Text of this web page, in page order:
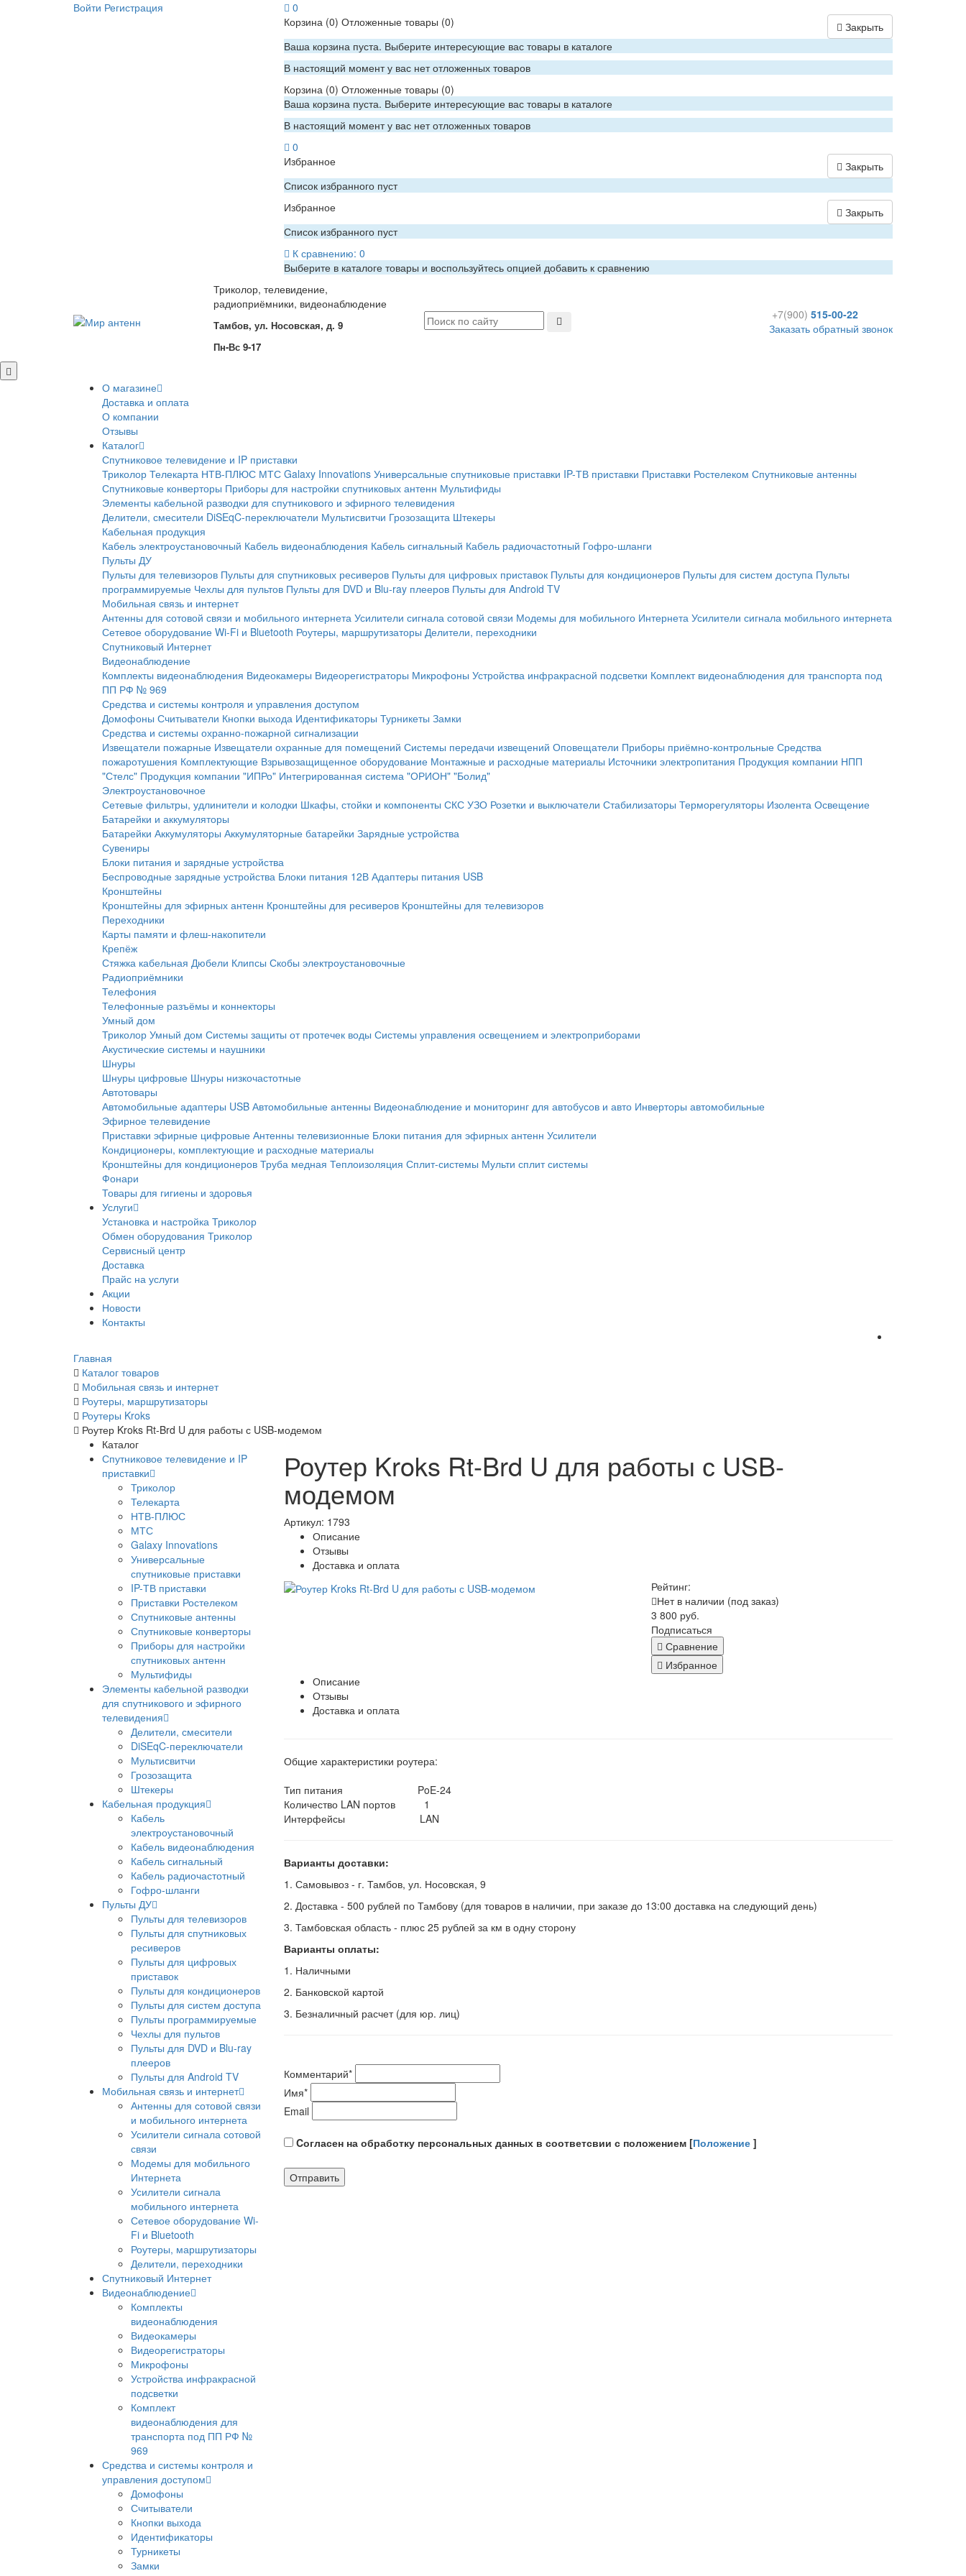
Войти Регистрация
0
Корзина(0) Отложенные товары (0)
Закрыть
Ваша корзина пуста. Выберите интересующие вас товары в каталоге
В настоящий момент у вас нет отложенных товаров
Корзина(0) Отложенные товары (0)
Ваша корзина пуста. Выберите интересующие вас товары в каталоге
В настоящий момент у вас нет отложенных товаров
0
Избранное
Закрыть
Список избранного пуст
Избранное
Закрыть
Список избранного пуст
К сравнению: 0
Выберите в каталоге товары и воспользуйтесь опцией добавить к сравнению
Триколор, телевидение,
радиоприёмники, видеонаблюдение
Тамбов, ул. Носовская, д. 9
Пн-Вс 9-17
+7(900) 515-00-22
Заказать обратный звонок
О магазине
Доставка и оплата
О компании
Отзывы
Каталог
Спутниковое телевидение и IP приставки
Триколор Телекарта НТВ-ПЛЮС МТС Galaxy Innovations Универсальные спутниковые приставки IP-ТВ приставки Приставки Ростелеком Спутниковые антенны
Спутниковые конверторы Приборы для настройки спутниковых антенн Мультифиды
Элементы кабельной разводки для спутникового и эфирного телевидения
Делители, смесители DiSEqC-переключатели Мультисвитчи Грозозащита Штекеры
Кабельная продукция
Кабель электроустановочный Кабель видеонаблюдения Кабель сигнальный Кабель радиочастотный Гофро-шланги
Пульты ДУ
Пульты для телевизоров Пульты для спутниковых ресиверов Пульты для цифровых приставок Пульты для кондиционеров Пульты для систем доступа Пульты
программируемые Чехлы для пультов Пульты для DVD и Blu-ray плееров Пульты для Android TV
Мобильная связь и интернет
Антенны для сотовой связи и мобильного интернета Усилители сигнала сотовой связи Модемы для мобильного Интернета Усилители сигнала мобильного интернета
Сетевое оборудование Wi-Fi и Bluetooth Роутеры, маршрутизаторы Делители, переходники
Спутниковый Интернет
Видеонаблюдение
Комплекты видеонаблюдения Видеокамеры Видеорегистраторы Микрофоны Устройства инфракрасной подсветки Комплект видеонаблюдения для транспорта под
ПП РФ № 969
Средства и системы контроля и управления доступом
Домофоны Считыватели Кнопки выхода Идентификаторы Турникеты Замки
Средства и системы охранно-пожарной сигнализации
Извещатели пожарные Извещатели охранные для помещений Системы передачи извещений Оповещатели Приборы приёмно-контрольные Средства
пожаротушения Комплектующие Взрывозащищенное оборудование Монтажные и расходные материалы Источники электропитания Продукция компании НПП
"Стелс" Продукция компании "ИПРо" Интегрированная система "ОРИОН" "Болид"
Электроустановочное
Сетевые фильтры, удлинители и колодки Шкафы, стойки и компоненты СКС УЗО Розетки и выключатели Стабилизаторы Терморегуляторы Изолента Освещение
Батарейки и аккумуляторы
Батарейки Аккумуляторы Аккумуляторные батарейки Зарядные устройства
Сувениры
Блоки питания и зарядные устройства
Беспроводные зарядные устройства Блоки питания 12В Адаптеры питания USB
Кронштейны
Кронштейны для эфирных антенн Кронштейны для ресиверов Кронштейны для телевизоров
Переходники
Карты памяти и флеш-накопители
Крепёж
Стяжка кабельная Дюбели Клипсы Скобы электроустановочные
Радиоприёмники
Телефония
Телефонные разъёмы и коннекторы
Умный дом
Триколор Умный дом Системы защиты от протечек воды Системы управления освещением и электроприборами
Акустические системы и наушники
Шнуры
Шнуры цифровые Шнуры низкочастотные
Автотовары
Автомобильные адаптеры USB Автомобильные антенны Видеонаблюдение и мониторинг для автобусов и авто Инверторы автомобильные
Эфирное телевидение
Приставки эфирные цифровые Антенны телевизионные Блоки питания для эфирных антенн Усилители
Кондиционеры, комплектующие и расходные материалы
Кронштейны для кондиционеров Труба медная Теплоизоляция Сплит-системы Мульти сплит системы
Фонари
Товары для гигиены и здоровья
Услуги
Установка и настройка Триколор
Обмен оборудования Триколор
Сервисный центр
Доставка
Прайс на услуги
Акции
Новости
Контакты
Главная
Каталог товаров
Мобильная связь и интернет
Роутеры, маршрутизаторы
Роутеры Kroks
Роутер Kroks Rt-Brd U для работы с USB-модемом
Каталог
Спутниковое телевидение и IP
приставки
Триколор
Телекарта
НТВ-ПЛЮС
МТС
Galaxy Innovations
Универсальные
спутниковые приставки
IP-ТВ приставки
Приставки Ростелеком
Спутниковые антенны
Спутниковые конверторы
Приборы для настройки
спутниковых антенн
Мультифиды
Элементы кабельной разводки
для спутникового и эфирного
телевидения
Делители, смесители
DiSEqC-переключатели
Мультисвитчи
Грозозащита
Штекеры
Кабельная продукция
Кабель
электроустановочный
Кабель видеонаблюдения
Кабель сигнальный
Кабель радиочастотный
Гофро-шланги
Пульты ДУ
Пульты для телевизоров
Пульты для спутниковых
ресиверов
Пульты для цифровых
приставок
Пульты для кондиционеров
Пульты для систем доступа
Пульты программируемые
Чехлы для пультов
Пульты для DVD и Blu-ray
плееров
Пульты для Android TV
Мобильная связь и интернет
Антенны для сотовой связи
и мобильного интернета
Усилители сигнала сотовой
связи
Модемы для мобильного
Интернета
Усилители сигнала
мобильного интернета
Сетевое оборудование Wi-
Fi и Bluetooth
Роутеры, маршрутизаторы
Делители, переходники
Спутниковый Интернет
Видеонаблюдение
Комплекты
видеонаблюдения
Видеокамеры
Видеорегистраторы
Микрофоны
Устройства инфракрасной
подсветки
Комплект
видеонаблюдения для
транспорта под ПП РФ №
969
Средства и системы контроля и
управления доступом
Домофоны
Считыватели
Кнопки выхода
Идентификаторы
Турникеты
Замки
Роутер Kroks Rt-Brd U для работы с USB-
модемом
Артикул: 1793
Описание
Отзывы
Доставка и оплата
Рейтинг:
Нет в наличии (под заказ)
3 800 руб.
Подписаться
Сравнение
Избранное
Описание
Отзывы
Доставка и оплата
Общие характеристики роутера:
Тип питания PoE-24
Количество LAN портов 1
Интерфейсы LAN
Варианты доставки:
1. Самовывоз - г. Тамбов, ул. Носовская, 9
2. Доставка - 500 рублей по Тамбову (для товаров в наличии, при заказе до 13:00 доставка на следующий день)
3. Тамбовская область - плюс 25 рублей за км в одну сторону
Варианты оплаты:
1. Наличными
2. Банковской картой
3. Безналичный расчет (для юр. лиц)
Комментарий*
Имя*
Email
Cогласен на обработку персональных данных в соответсвии с положением [Положение ]